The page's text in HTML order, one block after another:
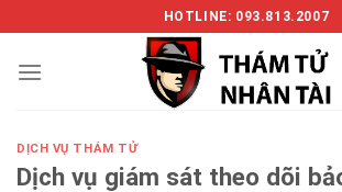
to
content
HOTLINE: 093.813.2007
DỊCH VỤ THÁM TỬ
Dịch vụ giám sát theo dõi